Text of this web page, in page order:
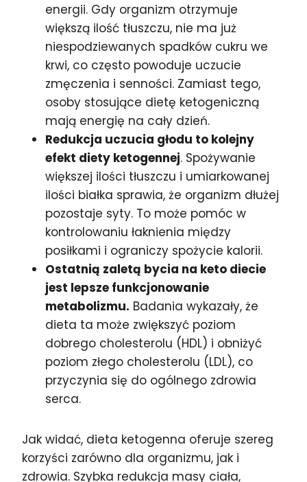
energii. Gdy organizm otrzymuje
większą ilość tłuszczu, nie ma już
niespodziewanych spadków cukru we
krwi, co często powoduje uczucie
zmęczenia i senności. Zamiast tego,
osoby stosujące dietę ketogeniczną
mają energię na cały dzień.
Redukcja uczucia głodu to kolejny
efekt diety ketogennej. Spożywanie
większej ilości tłuszczu i umiarkowanej
ilości białka sprawia, że organizm dłużej
pozostaje syty. To może pomóc w
kontrolowaniu łaknienia między
posiłkami i ograniczy spożycie kalorii.
Ostatnią zaletą bycia na keto diecie
jest lepsze funkcjonowanie
metabolizmu. Badania wykazały, że
dieta ta może zwiększyć poziom
dobrego cholesterolu (HDL) i obniżyć
poziom złego cholesterolu (LDL), co
przyczynia się do ogólnego zdrowia
serca.
Jak widać, dieta ketogenna oferuje szereg
korzyści zarówno dla organizmu, jak i
zdrowia. Szybka redukcja masy ciała,